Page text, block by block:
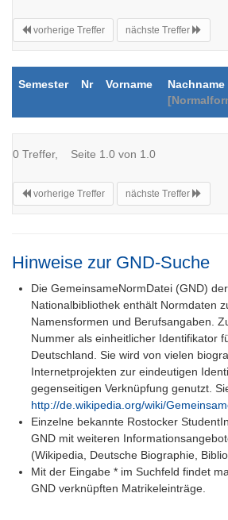
vorherige Treffer nächste Treffer
Semester Nr Vorname
Nachname
0 Treffer, Seite 1.0 von 1.0
vorherige Treffer nächste Treffer
Hinweise zur GND-Suche
Die GemeinsameNormDatei (GND)
Nationalbibliothek enthält Normdaten
Namensformen und Berufsangaben.
Nummer als einheitlicher Identifikator
Deutschland. Sie wird von vielen
Internetprojekten zur eindeutigen
gegenseitigen Verknüpfung genutzt.
http://de.wikipedia.org/wiki/
Einzelne bekannte Rostocker
GND mit weiteren
(Wikipedia, Deutsche Biographie,
Mit der Eingabe * im Suchfeld findet
GND verknüpften Matrikeleinträge.